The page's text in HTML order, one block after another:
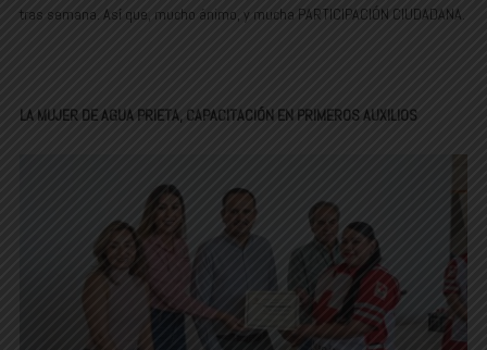
tras semana. Así que, mucho ánimo, y mucha PARTICIPACIÓN CIUDADANA.
LA MUJER DE AGUA PRIETA, CAPACITACIÓN EN PRIMEROS AUXILIOS